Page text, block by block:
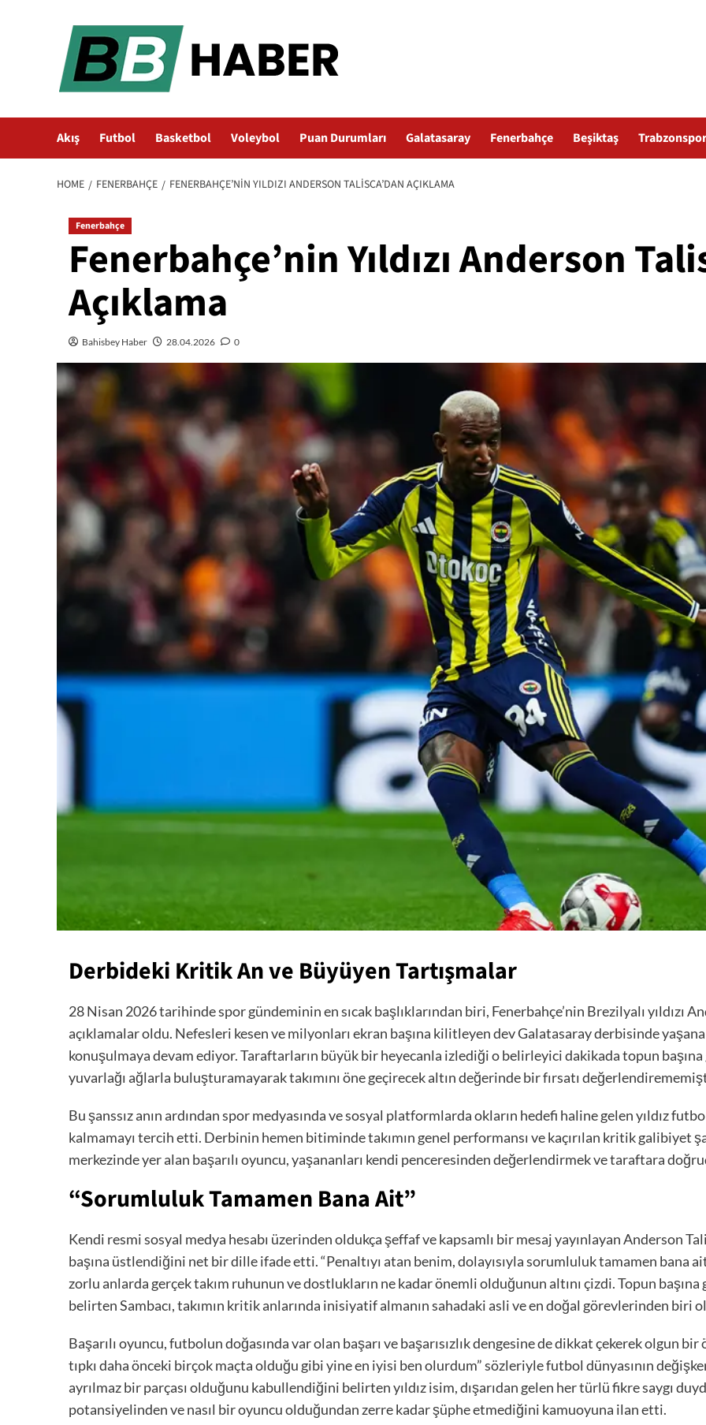
Akış Futbol Basketbol Voleybol Puan Durumları Galatasaray Fenerbahçe Beşiktaş Trabzonspor
HOME FENERBAHÇE FENERBAHÇE’NIN YILDIZI ANDERSON TALISCA’DAN AÇIKLAMA
Fenerbahçe
Fenerbahçe’nin Yıldızı Anderson
Açıklama
Bahisbey Haber 28.04.2026 0
Derbideki Kritik An ve Büyüyen Tartışmalar
28 Nisan 2026 tarihinde spor gündeminin en sıcak başlıklarından biri, Fenerbahçe’nin Brezilyalı yıldızı
açıklamalar oldu. Nefesleri kesen ve milyonları ekran başına kilitleyen dev Galatasaray derbisinde
konuşulmaya devam ediyor. Taraftarların büyük bir heyecanla izlediği o belirleyici dakikada topun
yuvarlağı ağlarla buluşturamayarak takımını öne geçirecek altın değerinde bir fırsatı
Bu şanssız anın ardından spor medyasında ve sosyal platformlarda okların hedefi haline gelen yıldız
kalmamayı tercih etti. Derbinin hemen bitiminde takımın genel performansı ve kaçırılan kritik galibiyet
merkezinde yer alan başarılı oyuncu, yaşananları kendi penceresinden değerlendirmek ve taraftara
“Sorumluluk Tamamen Bana Ait”
Kendi resmi sosyal medya hesabı üzerinden oldukça şeffaf ve kapsamlı bir mesaj yayınlayan Anderson
başına üstlendiğini net bir dille ifade etti. “Penaltıyı atan benim, dolayısıyla sorumluluk tamamen bana
zorlu anlarda gerçek takım ruhunun ve dostlukların ne kadar önemli olduğunun altını çizdi. Topun başına
belirten Sambacı, takımın kritik anlarında inisiyatif almanın sahadaki asli ve en doğal görevlerinden biri
Başarılı oyuncu, futbolun doğasında var olan başarı ve başarısızlık dengesine de dikkat çekerek olgun
tıpkı daha önceki birçok maçta olduğu gibi yine en iyisi ben olurdum” sözleriyle futbol dünyasının
ayrılmaz bir parçası olduğunu kabullendiğini belirten yıldız isim, dışarıdan gelen her türlü fikre saygı
potansiyelinden ve nasıl bir oyuncu olduğundan zerre kadar şüphe etmediğini kamuoyuna ilan etti.